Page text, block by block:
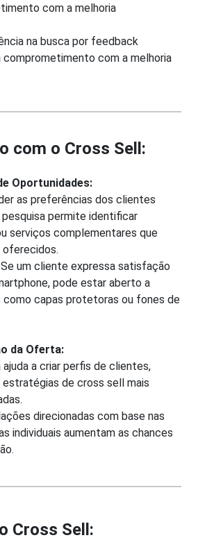
com a melhoria
na busca por feedback
comprometimento com a melhoria
com o Cross Sell:
Oportunidades:
as preferências dos clientes
permite identificar
serviços complementares que
oferecidos.
um cliente expressa satisfação
pode estar aberto a
como capas protetoras ou fones de
da Oferta:
ajuda a criar perfis de clientes,
de cross sell mais
direcionadas com base nas
individuais aumentam as chances
Cross Sell: